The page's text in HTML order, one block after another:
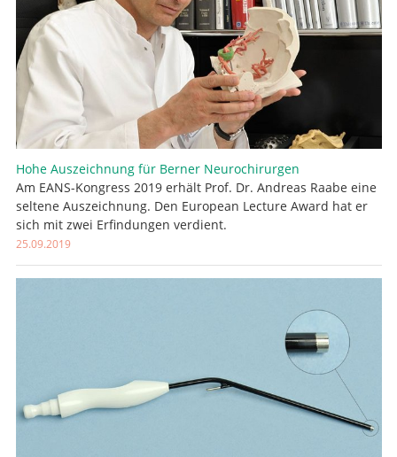
Hohe Auszeichnung für Berner Neurochirurgen
Am EANS-Kongress 2019 erhält Prof. Dr. Andreas Raabe eine
seltene Auszeichnung. Den European Lecture Award hat er
sich mit zwei Erfindungen verdient.
25.09.2019